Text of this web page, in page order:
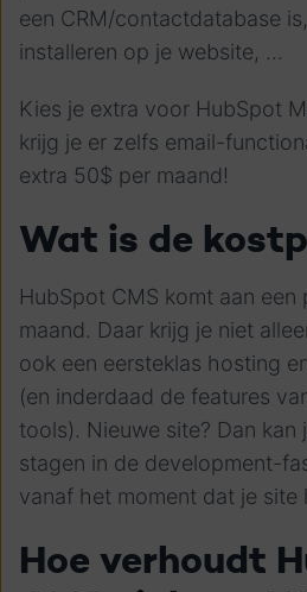
een CRM/contactdatabase
installeren op je website, ...
Kies je extra voor HubSpot
krijg je er zelfs email-
extra 50$ per maand!
Wat is de
HubSpot CMS komt aan
maand. Daar krijg je niet
ook een eersteklas hosting
(en inderdaad de features
tools). Nieuwe site? Dan kan
stagen in de development-
vanaf het moment dat je site
Hoe verhoudt